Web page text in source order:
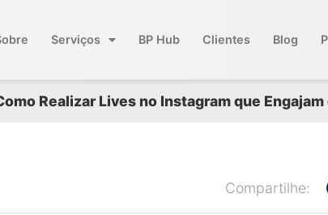
Serviços BP Hub Clientes Blog
Realizar Lives no Instagram que
Compartilhe: